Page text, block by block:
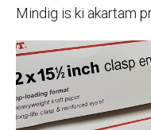
Mindig is ki akartam